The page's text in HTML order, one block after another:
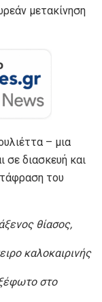
μετακίνηση
– μια
σε διασκευή και
του
θίασος,
καλοκαιρινής
στο